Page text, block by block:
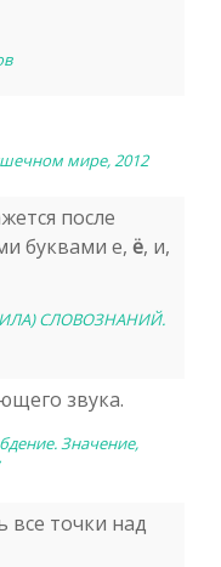
мире, 2012
после
буквами е, ё, и,
СЛОВОЗНАНИЙ.
звука.
Значение,
все точки над